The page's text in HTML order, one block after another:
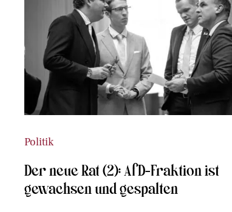
Politik
Der neue Rat (2): AfD-Fraktion ist
gewachsen und gespalten